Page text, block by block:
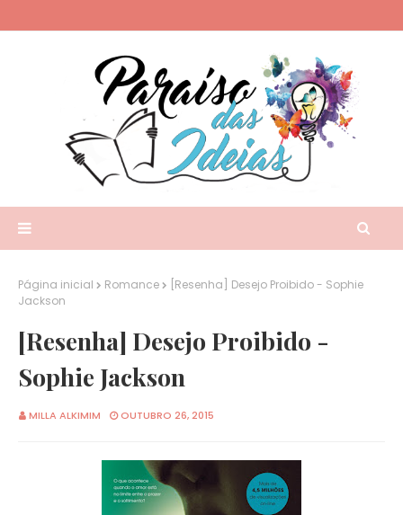
Página inicial Romance
[Resenha] Desejo Proibido - Sophie
Jackson
[Resenha] Desejo Proibido -
Sophie Jackson
MILLA ALKIMIM OUTUBRO 26, 2015